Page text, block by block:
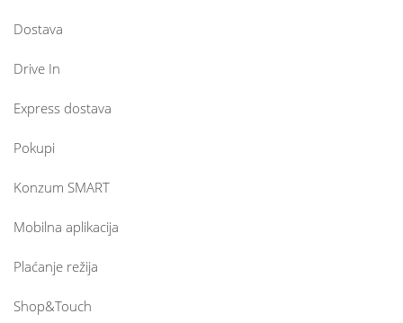
Dostava
Drive In
Express dostava
Pokupi
Konzum SMART
Mobilna aplikacija
Plaćanje režija
Shop&Touch